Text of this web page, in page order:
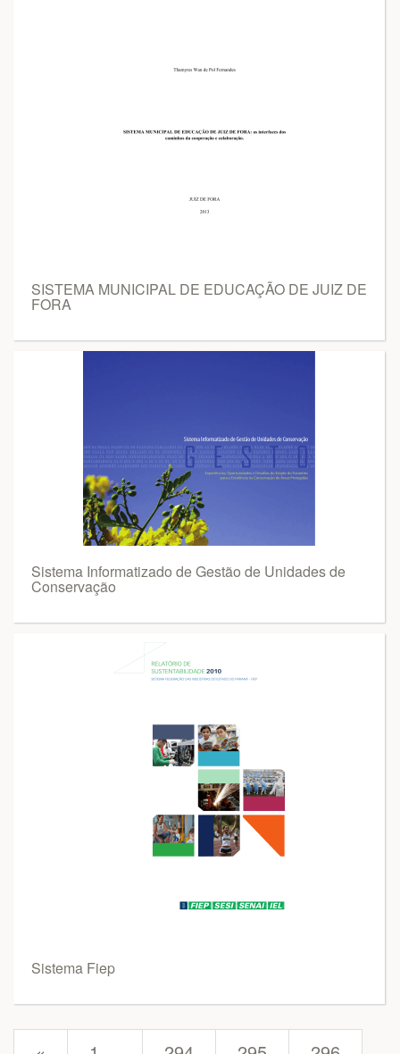
SISTEMA MUNICIPAL DE EDUCAÇÃO DE JUIZ DE
FORA
Sistema Informatizado de Gestão de Unidades de
Conservação
Sistema Fiep